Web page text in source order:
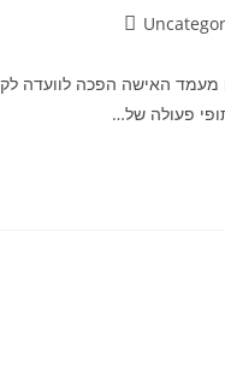
מעמד האישה הפכה לוועדה
פעולה של…